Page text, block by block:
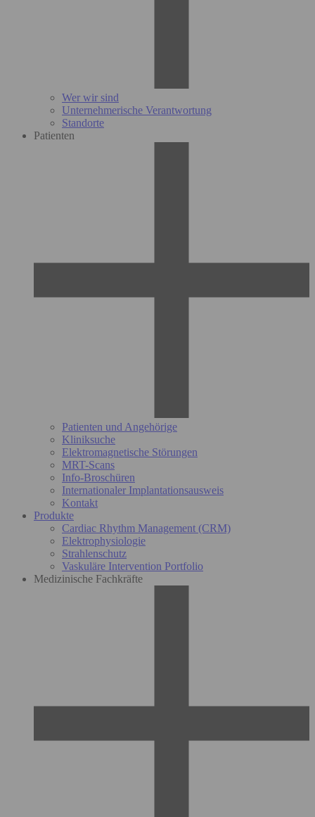
Wer wir sind
Unternehmerische Verantwortung
Standorte
Patienten
Patienten und Angehörige
Kliniksuche
Elektromagnetische Störungen
MRT-Scans
Info-Broschüren
Internationaler Implantationsausweis
Kontakt
Produkte
Cardiac Rhythm Management (CRM)
Elektrophysiologie
Strahlenschutz
Vaskuläre Intervention Portfolio
Medizinische Fachkräfte